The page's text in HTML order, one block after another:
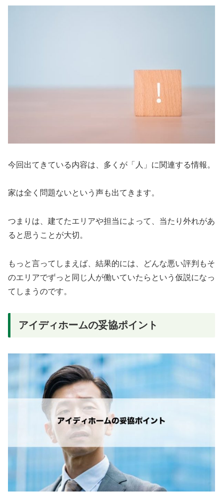
今回出てきている内容は、多くが「人」に関連する情報。
家は全く問題ないという声も出てきます。
つまりは、建てたエリアや担当によって、当たり外れがあ
ると思うことが大切。
もっと言ってしまえば、結果的には、どんな悪い評判もそ
のエリアでずっと同じ人が働いていたらという仮説になっ
てしまうのです。
アイディホームの妥協ポイント